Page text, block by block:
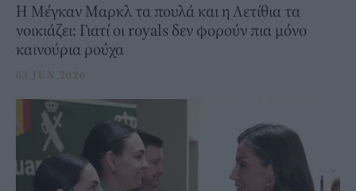
Η Μέγκαν Μαρκλ τα πουλά και η Λετίθια τα
νοικιάζει: Γιατί οι royals δεν φορούν πια μόνο
καινούρια ρούχα
03 JUN 2026